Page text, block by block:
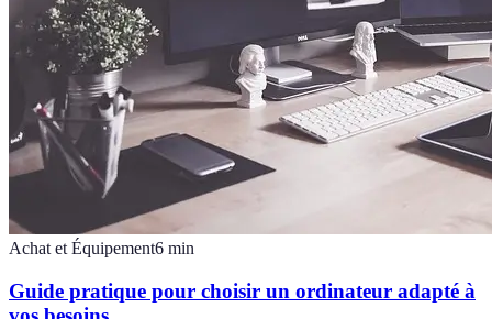
Achat et Équipement6 min
Guide pratique pour choisir un ordinateur adapté à